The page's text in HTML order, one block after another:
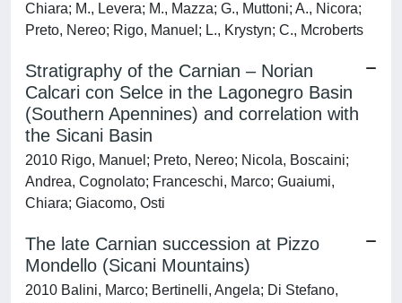
Chiara; M., Levera; M., Mazza; G., Muttoni; A., Nicora;
Preto, Nereo; Rigo, Manuel; L., Krystyn; C., Mcroberts
Stratigraphy of the Carnian – Norian
Calcari con Selce in the Lagonegro Basin
(Southern Apennines) and correlation with
the Sicani Basin
2010 Rigo, Manuel; Preto, Nereo; Nicola, Boscaini;
Andrea, Cognolato; Franceschi, Marco; Guaiumi,
Chiara; Giacomo, Osti
The late Carnian succession at Pizzo
Mondello (Sicani Mountains)
2010 Balini, Marco; Bertinelli, Angela; Di Stefano,